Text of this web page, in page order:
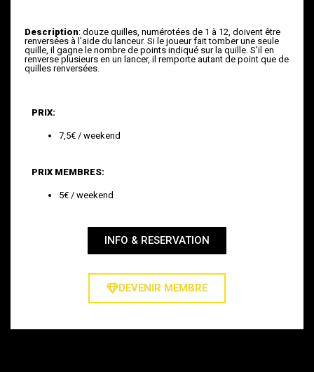
Description: douze quilles, numérotées de 1 à 12, doivent être
renversées à l’aide du lanceur. Si le joueur fait tomber une seule
quille, il gagne le nombre de points indiqué sur la quille. S’il en
renverse plusieurs en un lancer, il remporte autant de point que de
quilles renversées.
PRIX:
7,5€ / weekend
PRIX MEMBRES:
5€ / weekend
INFO & RESERVATION
DEVENIR MEMBRE